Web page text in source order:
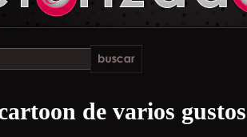
de varios gustos